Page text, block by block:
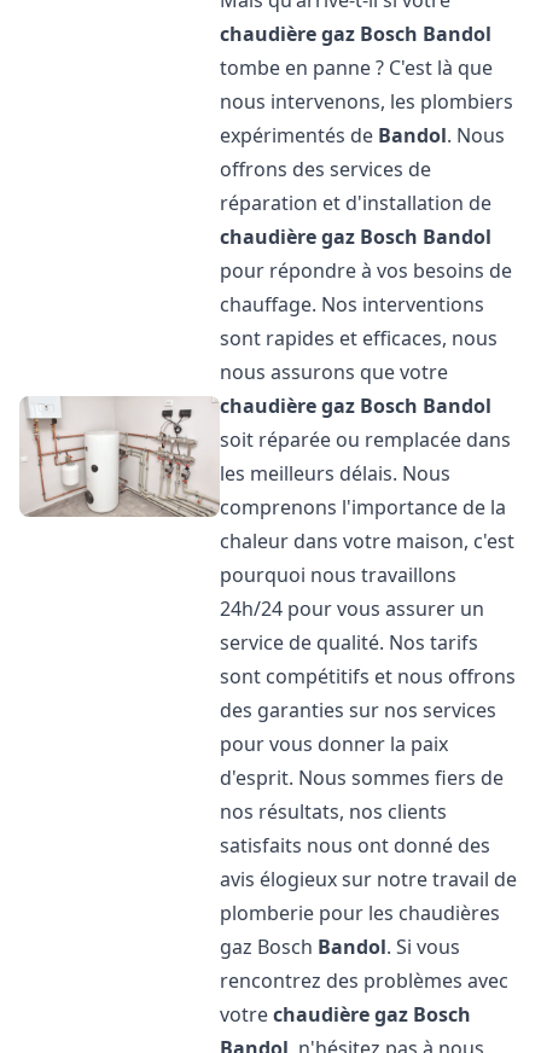
chaudière gaz Bosch Bandol
tombe en panne ? C'est là que
nous intervenons, les plombiers
expérimentés de Bandol. Nous
offrons des services de
réparation et d'installation de
chaudière gaz Bosch Bandol
pour répondre à vos besoins de
chauffage. Nos interventions
sont rapides et efficaces, nous
nous assurons que votre
chaudière gaz Bosch Bandol
soit réparée ou remplacée dans
les meilleurs délais. Nous
comprenons l'importance de la
chaleur dans votre maison, c'est
pourquoi nous travaillons
24h/24 pour vous assurer un
service de qualité. Nos tarifs
sont compétitifs et nous offrons
des garanties sur nos services
pour vous donner la paix
d'esprit. Nous sommes fiers de
nos résultats, nos clients
satisfaits nous ont donné des
avis élogieux sur notre travail de
plomberie pour les chaudières
gaz Bosch Bandol. Si vous
rencontrez des problèmes avec
votrechaudière gaz Bosch